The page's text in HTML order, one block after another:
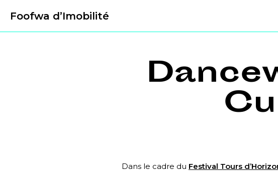
Foofwa d’Imobilité
Dans le cadre du Festival Tours